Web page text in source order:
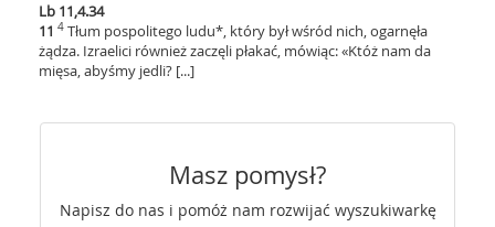
Lb 11,4.34
11 4 Tłum pospolitego ludu*, który był wśród nich, ogarnęła
żądza. Izraelici również zaczęli płakać, mówiąc: «Któż nam da
mięsa, abyśmy jedli? [...]
Masz pomysł?
Napisz do nas i pomóż nam rozwijać wyszukiwarkę